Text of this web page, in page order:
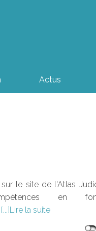
Actus
le site de l'Atlas
Lire la suite